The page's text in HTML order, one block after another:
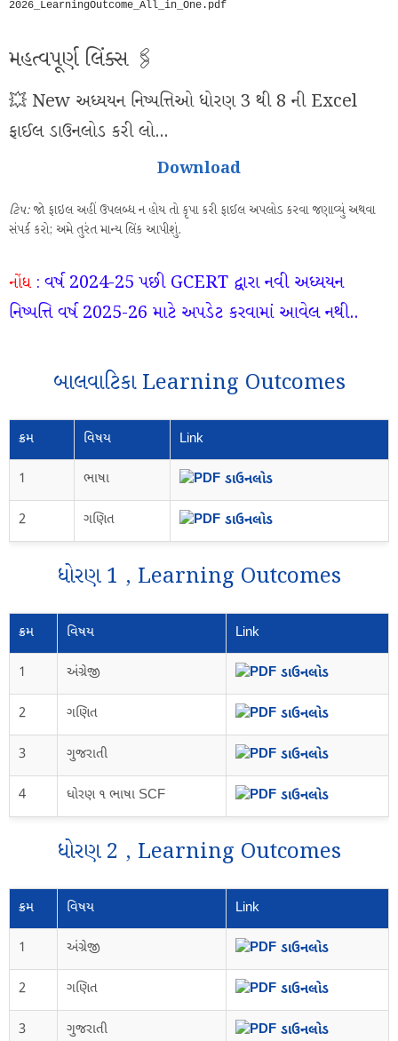
2026_LearningOutcome_All_in_One.pdf
મહત્વપૂર્ણ લિંક્સ 🖇️
💥 New અધ્યયન નિષ્પત્તિઓ ધોરણ 3 થી 8 ની Excel
ફાઈલ ડાઉનલોડ કરી લો...
Download
ટિપ:જો ફાઇલ અહીં ઉપલબ્ધ ન હોય તો કૃપા કરી ફાઈલ અપલોડ કરવા જણાવ્યું અથવા
સંપર્ક કરો; અમે તુરંત માન્ય લિંક આપીશું.
નોંધ: વર્ષ 2024-25 પછી GCERT દ્વારાનવી અધ્યયન
નિષ્પત્તિ વર્ષ 2025-26 માટે અપડેટ કરવામાં આવેલ નથી..
બાલવાટિકા Learning Outcomes
ક્રમ વિષય Link
1 ભાષા ડાઉનલોડ
2 ગણિત ડાઉનલોડ
ધોરણ 1 , Learning Outcomes
ક્રમ વિષય Link
1 અંગ્રેજી ડાઉનલોડ
2 ગણિત ડાઉનલોડ
3 ગુજરાતી ડાઉનલોડ
4 ધોરણ ૧ ભાષા SCF ડાઉનલોડ
ધોરણ 2 , Learning Outcomes
ક્રમ વિષય Link
1 અંગ્રેજી ડાઉનલોડ
2 ગણિત ડાઉનલોડ
3 ગુજરાતી ડાઉનલોડ